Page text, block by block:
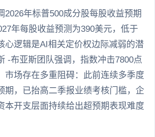
2026年标普500成分股每股收益预期
年每股收益预测为390美元，低于
心逻辑是AI相关定价权边际减弱的潜
-布亚斯团队强调，指数冲击7800点
市场存在多重阻碍：此前连续多季度
期，已抬高二季报业绩考核门槛，企
本开支层面持续给出超预期表现难度